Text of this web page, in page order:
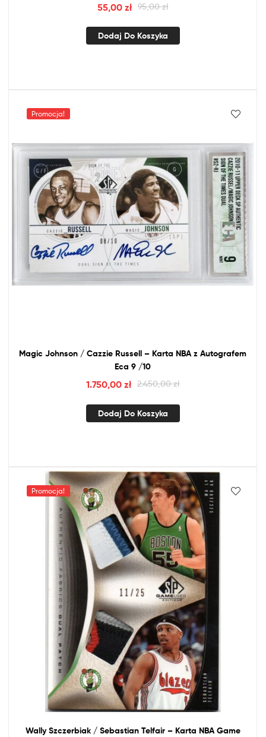
95,00zł
55,00zł
Dodaj Do Koszyka
Promocja!
Magic Johnson / Cazzie Russell – Karta NBA z Autografem
Eca 9 /10
2.450,00zł
1.750,00zł
Dodaj Do Koszyka
Promocja!
Wally Szczerbiak / Sebastian Telfair – Karta NBAGame